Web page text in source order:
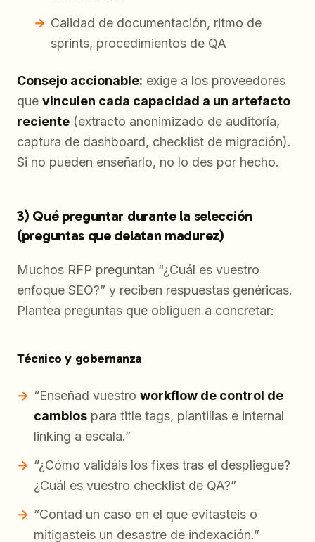
Calidad de documentación, ritmo de
sprints, procedimientos de QA
Consejo accionable: exige a los proveedores
que vinculen cada capacidad a un artefacto
reciente (extracto anonimizado de auditoría,
captura de dashboard, checklist de migración).
Si no pueden enseñarlo, no lo des por hecho.
3) Qué preguntar durante la selección
(preguntas que delatan madurez)
Muchos RFP preguntan “¿Cuál es vuestro
enfoque SEO?” y reciben respuestas genéricas.
Plantea preguntas que obliguen a concretar:
Técnico y gobernanza
“Enseñad vuestro workflow de control de
cambios para title tags, plantillas e internal
linking a escala.”
“¿Cómo validáis los fixes tras el despliegue?
¿Cuál es vuestro checklist de QA?”
“Contad un caso en el que evitasteis o
mitigasteis un desastre de indexación.”